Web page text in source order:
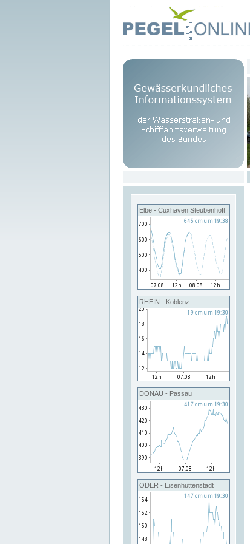
Elbe - Cuxhaven Steubenhöft
RHEIN - Koblenz
DONAU - Passau
ODER - Eisenhüttenstadt